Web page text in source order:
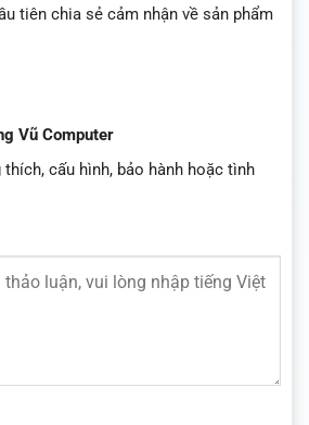
tiên chia sẻ cảm nhận về sản phẩm
Vũ Computer
cấu hình, bảo hành hoặc tình